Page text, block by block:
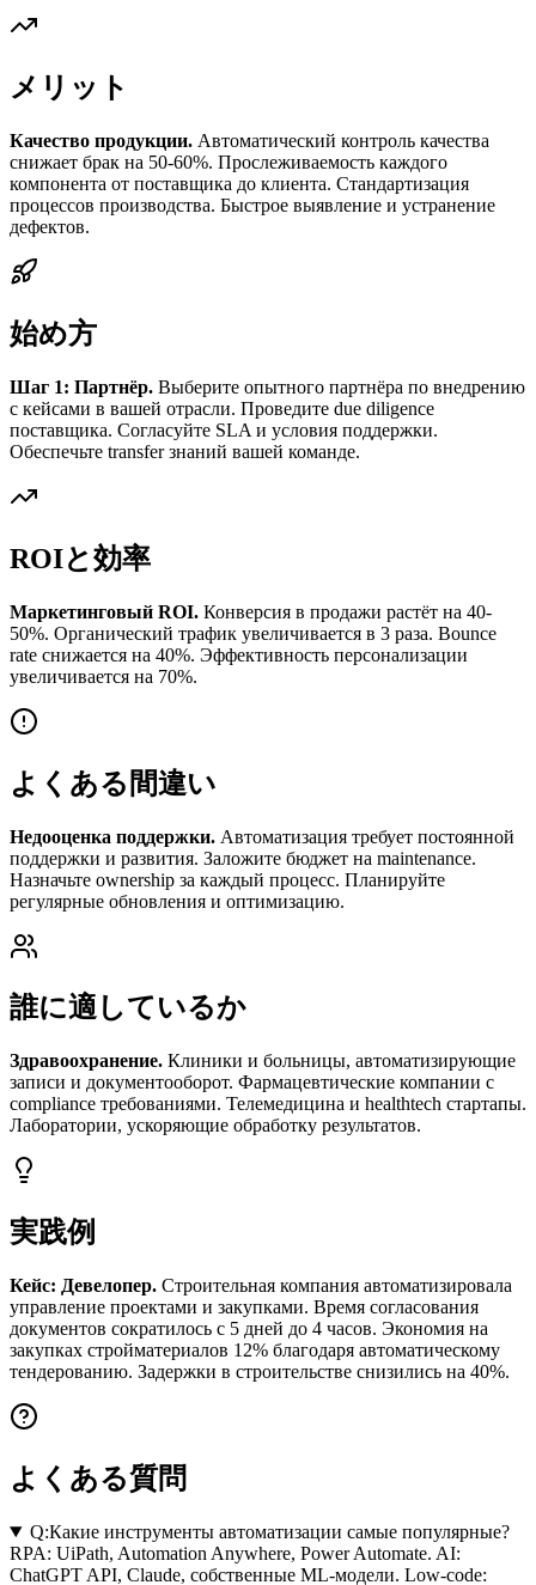
メリット
Качество продукции. Автоматический контроль качества
снижает брак на 50-60%. Прослеживаемость каждого
компонента от поставщика до клиента. Стандартизация
процессов производства. Быстрое выявление и устранение
дефектов.
始め方
Шаг 1: Партнёр. Выберите опытного партнёра по внедрению
с кейсами в вашей отрасли. Проведите due diligence
поставщика. Согласуйте SLA и условия поддержки.
Обеспечьте transfer знаний вашей команде.
ROIと効率
Маркетинговый ROI. Конверсия в продажи растёт на 40-
50%. Органический трафик увеличивается в 3 раза. Bounce
rate снижается на 40%. Эффективность персонализации
увеличивается на 70%.
よくある間違い
Недооценка поддержки. Автоматизация требует постоянной
поддержки и развития. Заложите бюджет на maintenance.
Назначьте ownership за каждый процесс. Планируйте
регулярные обновления и оптимизацию.
誰に適しているか
Здравоохранение. Клиники и больницы, автоматизирующие
записи и документооборот. Фармацевтические компании с
compliance требованиями. Телемедицина и healthtech стартапы.
Лаборатории, ускоряющие обработку результатов.
実践例
Кейс: Девелопер. Строительная компания автоматизировала
управление проектами и закупками. Время согласования
документов сократилось с 5 дней до 4 часов. Экономия на
закупках стройматериалов 12% благодаря автоматическому
тендерованию. Задержки в строительстве снизились на 40%.
よくある質問
Q:Какие инструменты автоматизации самые популярные?
RPA: UiPath, Automation Anywhere, Power Automate. AI:
ChatGPT API, Claude, собственные ML-модели. Low-code: